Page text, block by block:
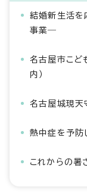
結婚新生活を
事業―
名古屋市こど
内）
名古屋城現天
熱中症を予防
これからの暑